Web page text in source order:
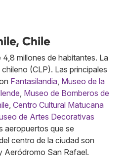
Chile
millones de habitantes. La
(CLP). Las principales
Fantasilandia, Museo de la
, Museo de Bomberos de
, Centro Cultural Matucana
de Artes Decorativas
aeropuertos que se
centro de la ciudad son
Aeródromo San Rafael.